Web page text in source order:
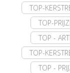
TOP-
TOP-
TOP -
TOP-
TOP -